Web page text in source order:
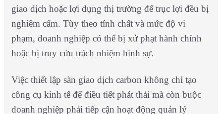
giao dịch hoặc lợi dụng thị trường để trục lợi đều bị
nghiêm cấm. Tùy theo tính chất và mức độ vi
phạm, doanh nghiệp có thể bị xử phạt hành chính
hoặc bị truy cứu trách nhiệm hình sự.
Việc thiết lập sàn giao dịch carbon không chỉ tạo
công cụ kinh tế để điều tiết phát thải mà còn buộc
doanh nghiệp phải tiếp cận hoạt động quản lý